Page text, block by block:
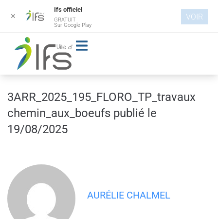
principal
3ARR_2025_195_FLORO_TP_travaux
chemin_aux_boeufs publié le
19/08/2025
AURÉLIE CHALMEL
✕
Ifs officiel
GRATUIT
Sur Google Play
VOIR